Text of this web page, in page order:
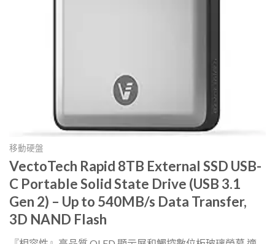
移動硬盤
VectoTech Rapid 8TB External SSD USB-
C Portable Solid State Drive (USB 3.1
Gen 2) – Up to 540MB/s Data Transfer,
3D NAND Flash